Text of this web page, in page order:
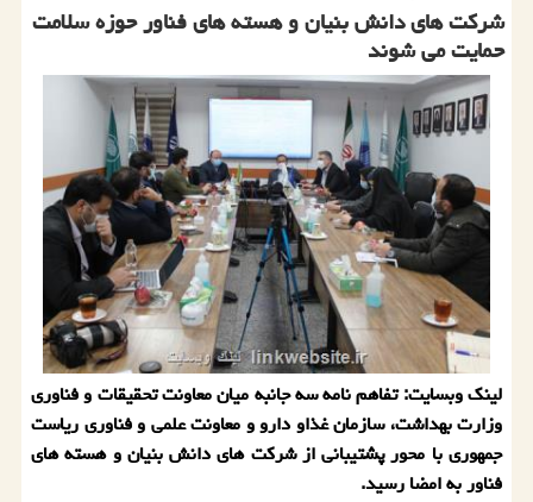
شرکت های دانش بنیان و هسته های فناور حوزه سلامت
حمایت می شوند
لینک وبسایت: تفاهم نامه سه جانبه میان معاونت تحقیقات و فناوری
وزارت بهداشت، سازمان غذاو دارو و معاونت علمی و فناوری ریاست
جمهوری با محور پشتیبانی از شرکت های دانش بنیان و هسته ­های
فناور به امضا رسید.